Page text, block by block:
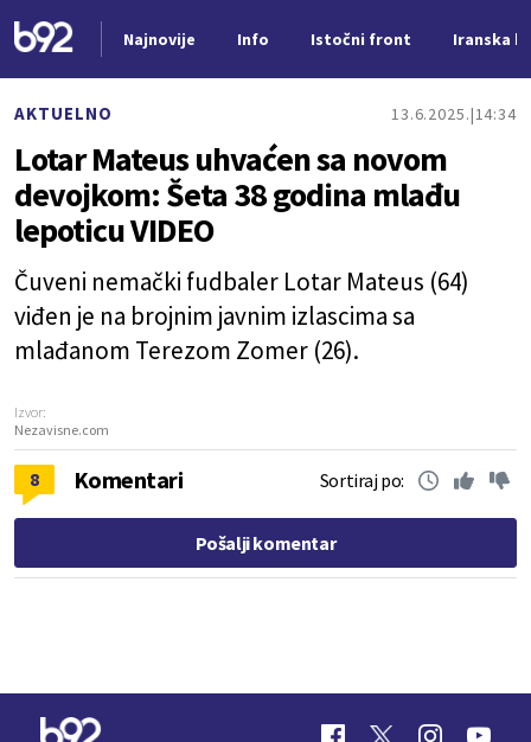
Najnovije Info Istočni front Iranska
AKTUELNO 13.6.2025. 14:34
Lotar Mateus uhvaćen sa novom
devojkom: Šeta 38 godina mlađu
lepoticu VIDEO
Čuveni nemački fudbaler Lotar Mateus (64)
viđen je na brojnim javnim izlascima sa
mlađanom Terezom Zomer (26).
Izvor:
Nezavisne.com
8 Komentari Sortiraj po:
Pošalji komentar